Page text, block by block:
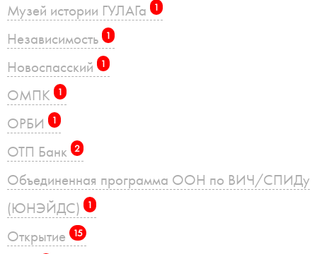
Музей истории ГУЛАГа 1
Независимость 1
Новоспасский 1
ОМПК 1
ОРБИ 1
ОТП Банк 2
Объединенная программа ООН по ВИЧ/СПИДу
(ЮНЭЙДС)
1
Открытие 15